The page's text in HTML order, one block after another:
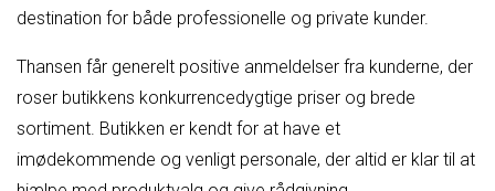
destination for både professionelle og private kunder.
Thansen får generelt positive anmeldelser fra kunderne, der
roser butikkens konkurrencedygtige priser og brede
sortiment. Butikken er kendt for at have et
imødekommende og venligt personale, der altid er klar til at